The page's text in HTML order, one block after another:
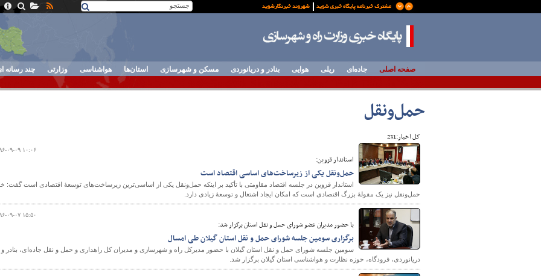
صفحه اصلی جاده‌ای ریلی هوایی بنادر و دریانوردی مسکن و شهرسازی استان‌ها هواشناسی وزارتی چند رسانه
حمل‌و‌نقل
کل اخبار:231
۱۳۹۶-۰۹-۰۹
استاندار قزوین:
حمل‌ونقل یکی از زیرساخت‌های اساسی اقتصاد است
استاندار قزوین در جلسه اقتصاد مقاومتی با تأکید بر اینکه حمل‌ونقل یکی از اساسی‌ترین زیرساخت‌های توسعهٔ اقتصادی است گفت:
حمل‌ونقل نیز یک مقولهٔ بزرگ اقتصادی است که امکان ایجاد اشتغال و توسعهٔ زیادی دارد.
۱۳۹۶-۰۹-۰۷
با حضور مدیران عضو شورای حمل و نقل استان برگزار شد:
برگزاری سومین جلسه شورای حمل و نقل استان گیلان طی امسال
سومین جلسه شورای حمل و نقل استان گیلان با حضور مدیرکل راه و شهرسازی و مدیران کل راهداری و حمل و نقل جاده‌ای، بنادر و
دریانوردی، فرودگاه، حوزه نظارت و هواشناسی استان گیلان برگزار شد.